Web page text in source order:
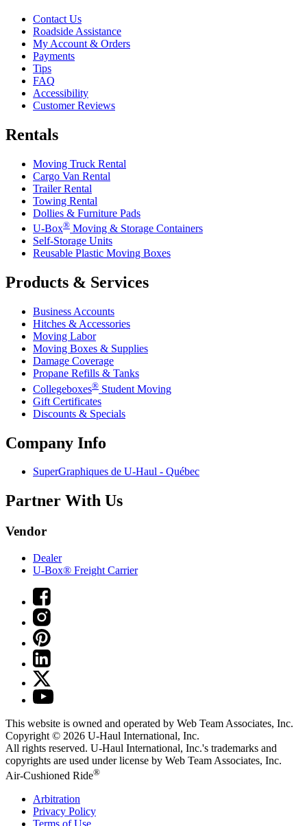
Contact Us
Roadside Assistance
My Account & Orders
Payments
Tips
FAQ
Accessibility
Customer Reviews
Rentals
Moving Truck Rental
Cargo Van Rental
Trailer Rental
Towing Rental
Dollies & Furniture Pads
U-Box® Moving & Storage Containers
Self-Storage Units
Reusable Plastic Moving Boxes
Products & Services
Business Accounts
Hitches & Accessories
Moving Labor
Moving Boxes & Supplies
Damage Coverage
Propane Refills & Tanks
Collegeboxes® Student Moving
Gift Certificates
Discounts & Specials
Company Info
SuperGraphiques de U-Haul - Québec
Partner With Us
Vendor
Dealer
U-Box® Freight Carrier
This website is owned and operated by Web Team Associates, Inc.
Copyright © 2026 U-Haul International, Inc.
All rights reserved. U-Haul International, Inc.'s trademarks and
copyrights are used under license by Web Team Associates, Inc.
Air-Cushioned Ride®
Arbitration
Privacy Policy